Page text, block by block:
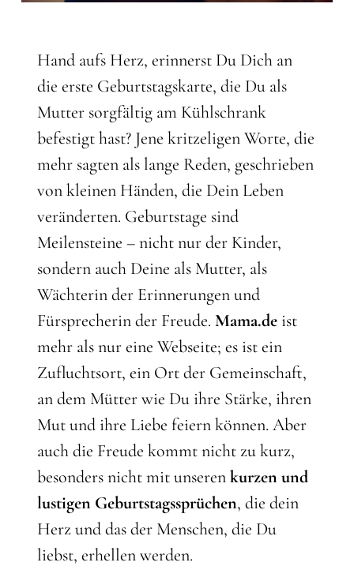
Hand aufs Herz, erinnerst Du Dich an
die erste Geburtstagskarte, die Du als
Mutter sorgfältig am Kühlschrank
befestigt hast? Jene kritzeligen Worte, die
mehr sagten als lange Reden, geschrieben
von kleinen Händen, die Dein Leben
veränderten. Geburtstage sind
Meilensteine – nicht nur der Kinder,
sondern auch Deine als Mutter, als
Wächterin der Erinnerungen und
Fürsprecherin der Freude.Mama.de ist
mehr als nur eine Webseite; es ist ein
Zufluchtsort, ein Ort der Gemeinschaft,
an dem Mütter wie Du ihre Stärke, ihren
Mut und ihre Liebe feiern können. Aber
auch die Freude kommt nicht zu kurz,
besonders nicht mit unserenkurzen und
lustigen Geburtstagssprüchen, die dein
Herz und das der Menschen, die Du
liebst, erhellen werden.